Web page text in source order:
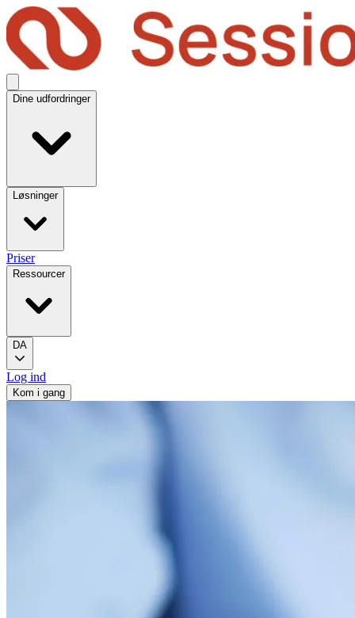
Dine udfordringer
Løsninger
Priser
Ressourcer
DA
Log ind
Kom i gang